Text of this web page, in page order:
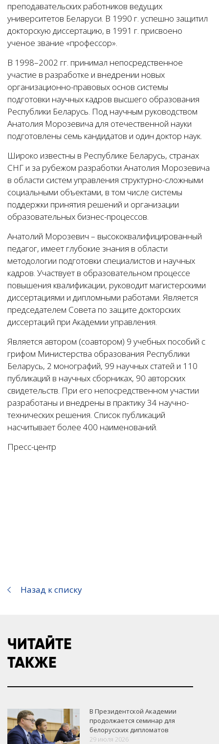
преподавательских работников ведущих
университетов Беларуси. В 1990 г. успешно защитил
докторскую диссертацию, в 1991 г. присвоено
ученое звание «профессор».
В 1998–2002 гг. принимал непосредственное
участие в разработке и внедрении новых
организационно-правовых основ системы
подготовки научных кадров высшего образования
Республики Беларусь. Под научным руководством
Анатолия Морозевича для отечественной науки
подготовлены семь кандидатов и один доктор наук.
Широко известны в Республике Беларусь, странах
СНГ и за рубежом разработки Анатолия Морозевича
в области систем управления структурно-сложными
социальными объектами, в том числе системы
поддержки принятия решений и организации
образовательных бизнес-процессов.
Анатолий Морозевич – высококвалифицированный
педагог, имеет глубокие знания в области
методологии подготовки специалистов и научных
кадров. Участвует в образовательном процессе
повышения квалификации, руководит магистерскими
диссертациями и дипломными работами. Является
председателем Совета по защите докторских
диссертаций при Академии управления.
Является автором (соавтором) 9 учебных пособий с
грифом Министерства образования Республики
Беларусь, 2 монографий, 99 научных статей и 110
публикаций в научных сборниках, 90 авторских
свидетельств. При его непосредственном участии
разработаны и внедрены в практику 34 научно-
технических решения. Список публикаций
насчитывает более 400 наименований.
Пресс-центр
Назад к списку
ЧИТАЙТЕ
ТАКЖЕ
В Президентской Академии
продолжается семинар для
белорусских дипломатов
29 июля 2026